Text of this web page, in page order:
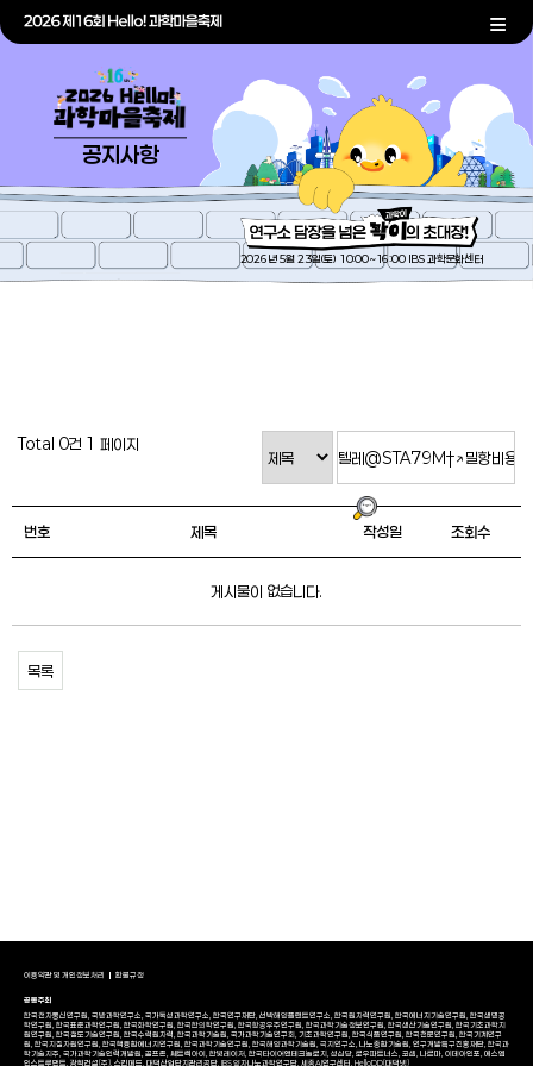
공지사항
2026년 5월 23일(토) 10:00~16:00 IBS 과학문화센터
Total 0건 1 페이지
번호 제목 작성일 조회수
게시물이 없습니다.
목록
이용약관 및 개인정보처리 환불규정
공동주최
한국전자통신연구원, 국방과학연구소, 국가독성과학연구소, 한국연구재단, 선박해양플랜트연구소, 한국원자력연구원, 한국에너지기술연구원, 한국생명공
학연구원, 한국표준과학연구원, 한국화학연구원, 한국한의학연구원, 한국항공우주연구원, 한국과학기술정보연구원, 한국생산기술연구원, 한국기초과학지
원연구원, 한국철도기술연구원, 한국수력원자력, 한국과학기술원, 국가과학기술연구회, 기초과학연구원, 한국식품연구원, 한국천문연구원, 한국기계연구
원, 한국지질자원연구원, 한국핵융합에너지연구원, 한국과학기술연구원, 한국해양과학기술원, 극지연구소, 나노종합기술원, 연구개발특구진흥재단, 한국과
학기술지주, 국가과학기술인력개발원, 골프존, 쎄트렉아이, 한빛레이저, 한국타이어앤테크놀로지, 성심당, 로우파트너스, 코셈, 나르마, 이데아인포, 에스엠
인스트루먼트, 광혁건설(주), 스킨메드, 대덕산업단지관리공단, IBS 양자나노과학연구단, 세종AI연구센터, HelloDD(대덕넷)